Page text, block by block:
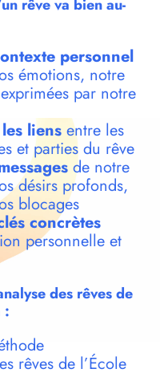
rêve va bien au-
personnel
émotions, notre
par notre
liensentre les
et parties du rêve
de notre
désirs profonds,
blocages
concrètes
personnelle et
des rêves de
:
rêves de l’École